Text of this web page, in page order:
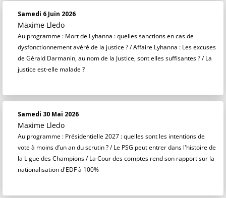
Samedi 6 Juin 2026
Maxime Lledo
Au programme : Mort de Lyhanna : quelles sanctions en cas de
dysfonctionnement avéré de la justice ? / Affaire Lyhanna : Les excuses
de Gérald Darmanin, au nom de la Justice, sont elles suffisantes ? / La
justice est-elle malade ?
Samedi 30 Mai 2026
Maxime Lledo
Au programme : Présidentielle 2027 : quelles sont les intentions de
vote à moins d’un an du scrutin ? / Le PSG peut entrer dans l'histoire de
la Ligue des Champions / La Cour des comptes rend son rapport sur la
nationalisation d'EDF à 100%